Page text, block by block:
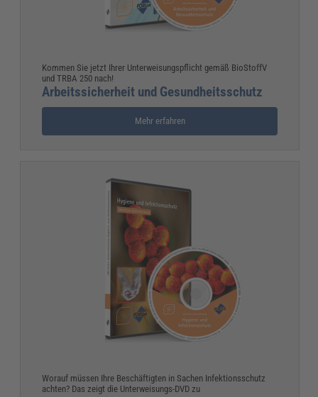
Kommen Sie jetzt Ihrer Unterweisungspflicht gemäß BioStoffV
und TRBA 250 nach!
Arbeitssicherheit und Gesundheitsschutz
Mehr erfahren
Worauf müssen Ihre Beschäftigten in Sachen Infektionsschutz
achten? Das zeigt die Unterweisungs-DVD zu